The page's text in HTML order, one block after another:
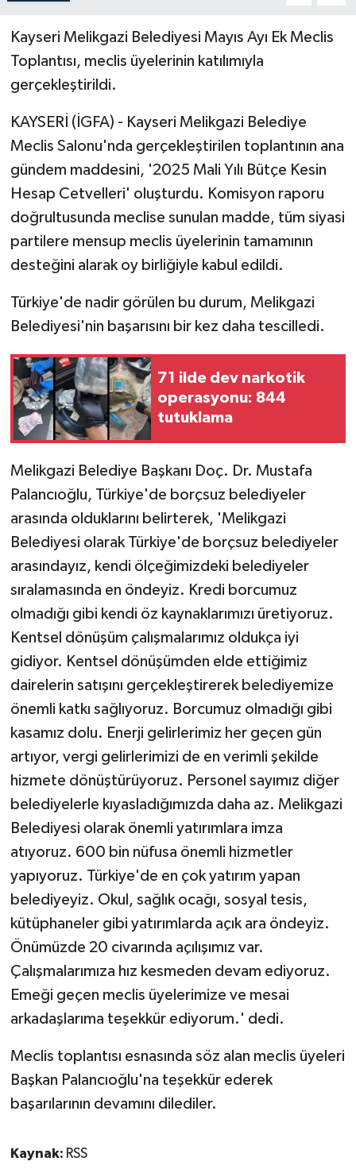
Kayseri Melikgazi Belediyesi Mayıs Ayı Ek Meclis
Toplantısı, meclis üyelerinin katılımıyla
gerçekleştirildi.
KAYSERİ (İGFA) - Kayseri Melikgazi Belediye
Meclis Salonu'nda gerçekleştirilen toplantının ana
gündem maddesini, '2025 Mali Yılı Bütçe Kesin
Hesap Cetvelleri' oluşturdu. Komisyon raporu
doğrultusunda meclise sunulan madde, tüm siyasi
partilere mensup meclis üyelerinin tamamının
desteğini alarak oy birliğiyle kabul edildi.
Türkiye'de nadir görülen bu durum, Melikgazi
Belediyesi'nin başarısını bir kez daha tescilledi.
71 ilde dev narkotik
operasyonu: 844
tutuklama
Melikgazi Belediye Başkanı Doç. Dr. Mustafa
Palancıoğlu, Türkiye'de borçsuz belediyeler
arasında olduklarını belirterek, 'Melikgazi
Belediyesi olarak Türkiye'de borçsuz belediyeler
arasındayız, kendi ölçeğimizdeki belediyeler
sıralamasında en öndeyiz. Kredi borcumuz
olmadığı gibi kendi öz kaynaklarımızı üretiyoruz.
Kentsel dönüşüm çalışmalarımız oldukça iyi
gidiyor. Kentsel dönüşümden elde ettiğimiz
dairelerin satışını gerçekleştirerek belediyemize
önemli katkı sağlıyoruz. Borcumuz olmadığı gibi
kasamız dolu. Enerji gelirlerimiz her geçen gün
artıyor, vergi gelirlerimizi de en verimli şekilde
hizmete dönüştürüyoruz. Personel sayımız diğer
belediyelerle kıyasladığımızda daha az. Melikgazi
Belediyesi olarak önemli yatırımlara imza
atıyoruz. 600 bin nüfusa önemli hizmetler
yapıyoruz. Türkiye'de en çok yatırım yapan
belediyeyiz. Okul, sağlık ocağı, sosyal tesis,
kütüphaneler gibi yatırımlarda açık ara öndeyiz.
Önümüzde 20 civarında açılışımız var.
Çalışmalarımıza hız kesmeden devam ediyoruz.
Emeği geçen meclis üyelerimize ve mesai
arkadaşlarıma teşekkür ediyorum.' dedi.
Meclis toplantısı esnasında söz alan meclis üyeleri
Başkan Palancıoğlu'na teşekkür ederek
başarılarının devamını dilediler.
Kaynak: RSS